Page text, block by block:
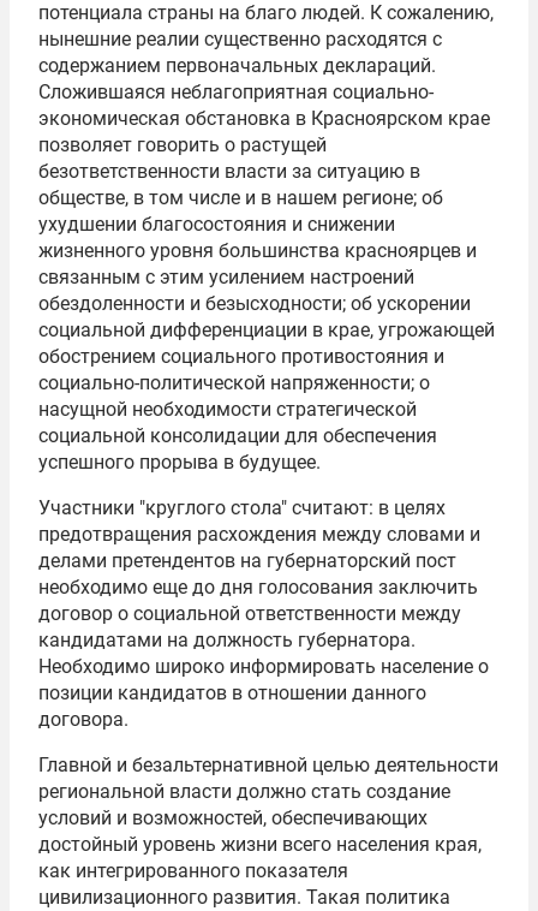
потенциала страны на благо людей. К сожалению,
нынешние реалии существенно расходятся с
содержанием первоначальных деклараций.
Сложившаяся неблагоприятная социально-
экономическая обстановка в Красноярском крае
позволяет говорить о растущей
безответственности власти за ситуацию в
обществе, в том числе и в нашем регионе; об
ухудшении благосостояния и снижении
жизненного уровня большинства красноярцев и
связанным с этим усилением настроений
обездоленности и безысходности; об ускорении
социальной дифференциации в крае, угрожающей
обострением социального противостояния и
социально-политической напряженности; о
насущной необходимости стратегической
социальной консолидации для обеспечения
успешного прорыва в будущее.
Участники "круглого стола" считают: в целях
предотвращения расхождения между словами и
делами претендентов на губернаторский пост
необходимо еще до дня голосования заключить
договор о социальной ответственности между
кандидатами на должность губернатора.
Необходимо широко информировать население о
позиции кандидатов в отношении данного
договора.
Главной и безальтернативной целью деятельности
региональной власти должно стать создание
условий и возможностей, обеспечивающих
достойный уровень жизни всего населения края,
как интегрированного показателя
цивилизационного развития. Такая политика